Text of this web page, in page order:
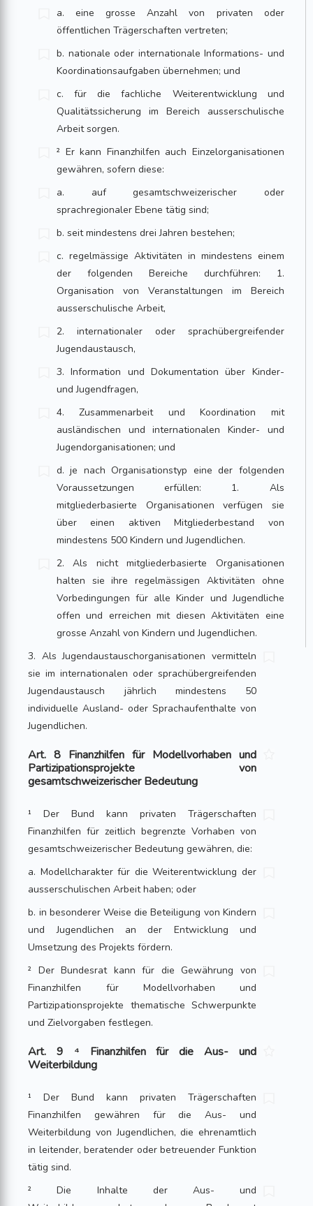
a. eine grosse Anzahl von privaten oder
öffentlichen Trägerschaften vertreten;
b. nationale oder internationale Informations- und
Koordinationsaufgaben über­nehmen; und
c. für die fachliche Weiterentwicklung und
Qualitätssicherung im Bereich ausser­schulische
Arbeit sorgen.
² Er kann Finanzhilfen auch Einzelorganisationen
gewähren, sofern diese:
a. auf gesamtschweizerischer oder
sprachregionaler Ebene tätig sind;
b. seit mindestens drei Jahren bestehen;
c. regelmässige Aktivitäten in mindestens einem
der folgenden Bereiche durch­führen: 1.
Organisation von Veranstaltungen im Bereich
ausserschulische Arbeit,
2. internationaler oder sprachübergreifender
Jugendaustausch,
3. Information und Dokumentation über Kinder-
und Jugendfragen,
4. Zusammenarbeit und Koordination mit
ausländischen und internationa­len Kinder- und
Jugendorganisationen; und
d. je nach Organisationstyp eine der folgenden
Voraussetzungen erfüllen: 1. Als
mitgliederbasierte Organisationen verfügen sie
über einen aktiven Mitgliederbestand von
mindestens 500 Kindern und Jugendlichen.
2. Als nicht mitgliederbasierte Organisationen
halten sie ihre regelmässi­gen Aktivitäten ohne
Vorbedingungen für alle Kinder und Jugendliche
offen und erreichen mit diesen Aktivitäten eine
grosse Anzahl von Kin­dern und Jugendlichen.
3. Als Jugendaustauschorganisationen vermitteln
sie im internationalen oder sprachübergreifenden
Jugendaustausch jährlich mindestens 50
individuelle Ausland- oder Sprachaufenthalte von
Jugendlichen.
Art. 8 Finanzhilfen für Modellvorhaben und
Partizipationsprojekte von
gesamtschweizerischer Bedeutung
¹ Der Bund kann privaten Trägerschaften
Finanzhilfen für zeitlich begrenzte Vorha­ben von
gesamtschweizerischer Bedeutung gewähren, die:
a. Modellcharakter für die Weiterentwicklung der
ausserschulischen Arbeit haben; oder
b. in besonderer Weise die Beteiligung von Kindern
und Jugendlichen an der Entwicklung und
Umsetzung des Projekts fördern.
² Der Bundesrat kann für die Gewährung von
Finanzhilfen für Modellvorhaben und
Partizipationsprojekte thematische Schwerpunkte
und Zielvorgaben festlegen.
Art. 9 ⁴ Finanzhilfen für die Aus- und
Weiterbildung
¹ Der Bund kann privaten Trägerschaften
Finanzhilfen gewähren für die Aus- und
Weiterbildung von Jugendlichen, die ehrenamtlich
in leitender, beratender oder betreuender Funktion
tätig sind.
² Die Inhalte der Aus- und